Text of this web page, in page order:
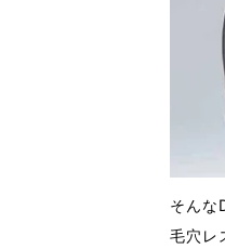
そんな
毛穴レ